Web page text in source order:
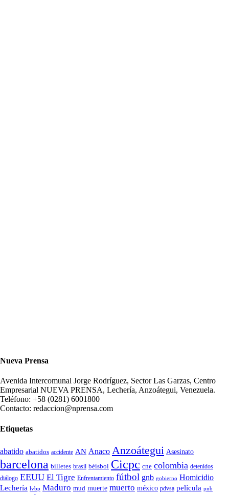
Nueva Prensa
Avenida Intercomunal Jorge Rodríguez, Sector Las Garzas, Centro
Empresarial NUEVA PRENSA, Lechería, Anzoátegui, Venezuela.
Teléfono: +58 (0281) 6001800
Contacto: redaccion@nprensa.com
Etiquetas
abatido abatidos accidente AN Anaco Anzoátegui Asesinato
barcelona billetes brasil béisbol Cicpc cne colombia detenidos
diálogo EEUU El Tigre Enfrentamiento fútbol gnb gobierno Homicidio
Lechería lvbp Maduro mud muerte muerto méxico pdvsa película pnb